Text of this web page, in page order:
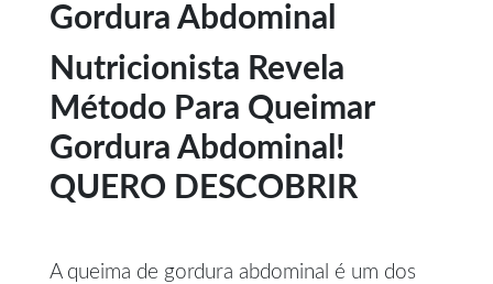
Gordura Abdominal
Nutricionista Revela
Método Para Queimar
Gordura Abdominal!
QUERO DESCOBRIR
A queima de gordura abdominal é um dos